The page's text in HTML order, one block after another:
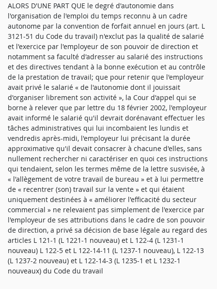
ALORS D'UNE PART QUE le degré d'autonomie dans
l'organisation de l'emploi du temps reconnu à un cadre
autonome par la convention de forfait annuel en jours (art. L
3121-51 du Code du travail) n'exclut pas la qualité de salarié
et l'exercice par l'employeur de son pouvoir de direction et
notamment sa faculté d'adresser au salarié des instructions
et des directives tendant à la bonne exécution et au contrôle
de la prestation de travail; que pour retenir que l'employeur
avait privé le salarié « de l'autonomie dont il jouissait
d'organiser librement son activité », la Cour d'appel qui se
borne à relever que par lettre du 18 février 2002, l'employeur
avait informé le salarié qu'il devrait dorénavant effectuer les
tâches administratives qui lui incombaient les lundis et
vendredis après-midi, l'employeur lui précisant la durée
approximative qu'il devait consacrer à chacune d'elles, sans
nullement rechercher ni caractériser en quoi ces instructions
qui tendaient, selon les termes même de la lettre susvisée, à
« l'allègement de votre travail de bureau » et à lui permettre
de « recentrer (son) travail sur la vente » et qui étaient
uniquement destinées à « améliorer l'efficacité du secteur
commercial » ne relevaient pas simplement de l'exercice par
l'employeur de ses attributions dans le cadre de son pouvoir
de direction, a privé sa décision de base légale au regard des
articles L 121-1 (L 1221-1 nouveau) et L 122-4 (L 1231-1
nouveau) L 122-5 et L 122-14-11 (L 1237-1 nouveau), L 122-13
(L 1237-2 nouveau) et L 122-14-3 (L 1235-1 et L 1232-1
nouveaux) du Code du travail